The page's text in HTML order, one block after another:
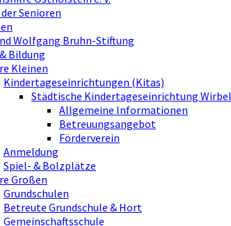
Senioren
Wolfgang Bruhn-Stiftung
Bildung
Kleinen
Kindertageseinrichtungen (Kitas)
Städtische Kindertageseinrichtung
Allgemeine Informationen
Betreuungsangebot
Förderverein
Anmeldung
Spiel- & Bolzplätze
Großen
Grundschulen
Betreute Grundschule & Hort
Gemeinschaftsschule